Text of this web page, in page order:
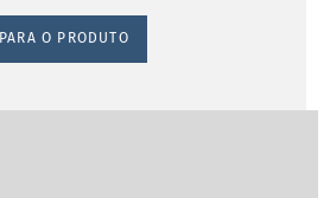
PARA O PRODUTO